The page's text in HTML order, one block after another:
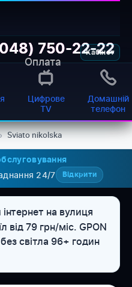
Оплата
Кабінет
750-22-22
Цифрове
TV
Домашній
телефон
› Sviato nikolska
24/7 Відкрити
на вулиця
від 79 грн/міс. GPON
світла 96+ годин